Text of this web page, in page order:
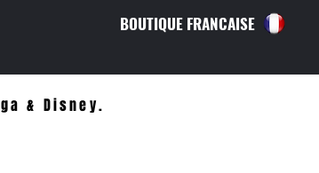
BOUTIQUE FRANCAISE
& Disney.